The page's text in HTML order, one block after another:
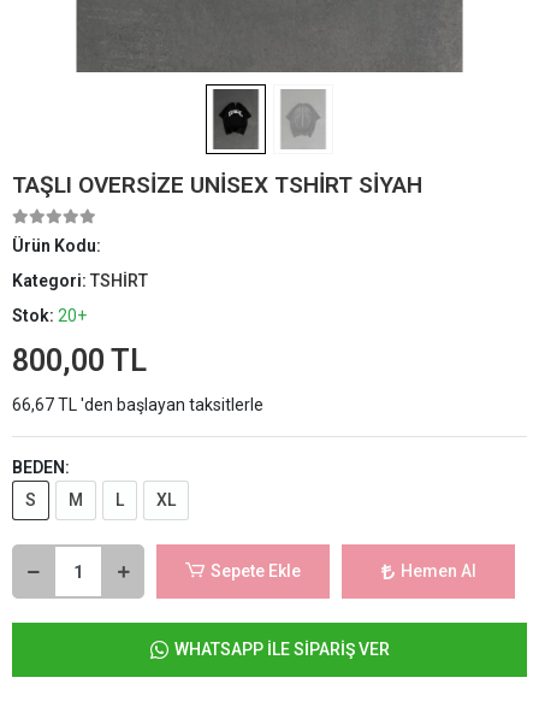
TAŞLI OVERSİZE UNİSEX TSHİRT SİYAH
Ürün Kodu:
Kategori: TSHİRT
Stok: 20+
800,00 TL
66,67 TL 'den başlayan taksitlerle
BEDEN:
S
M L XL
Sepete Ekle Hemen Al
WHATSAPP İLE SİPARİŞ VER